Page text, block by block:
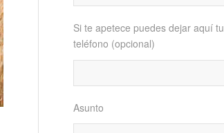
Si te apetece puedes dejar aquí tu
teléfono (opcional)
Asunto